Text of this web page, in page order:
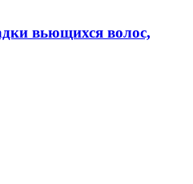
вьющихся волос,